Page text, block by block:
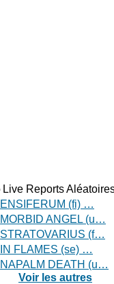
Live Reports
ENSIFERUM (fi) …
MORBID ANGEL (u…
STRATOVARIUS (f…
IN FLAMES (se) …
NAPALM DEATH (u…
Voir les autres